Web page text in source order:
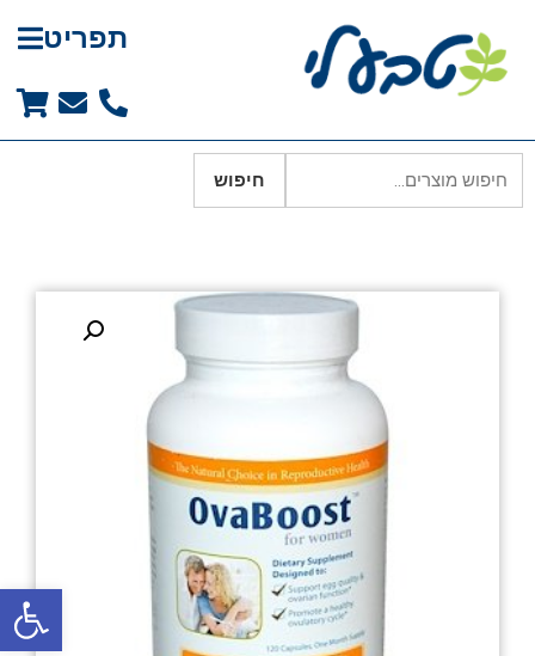
פתח
תפריט
חיפוש